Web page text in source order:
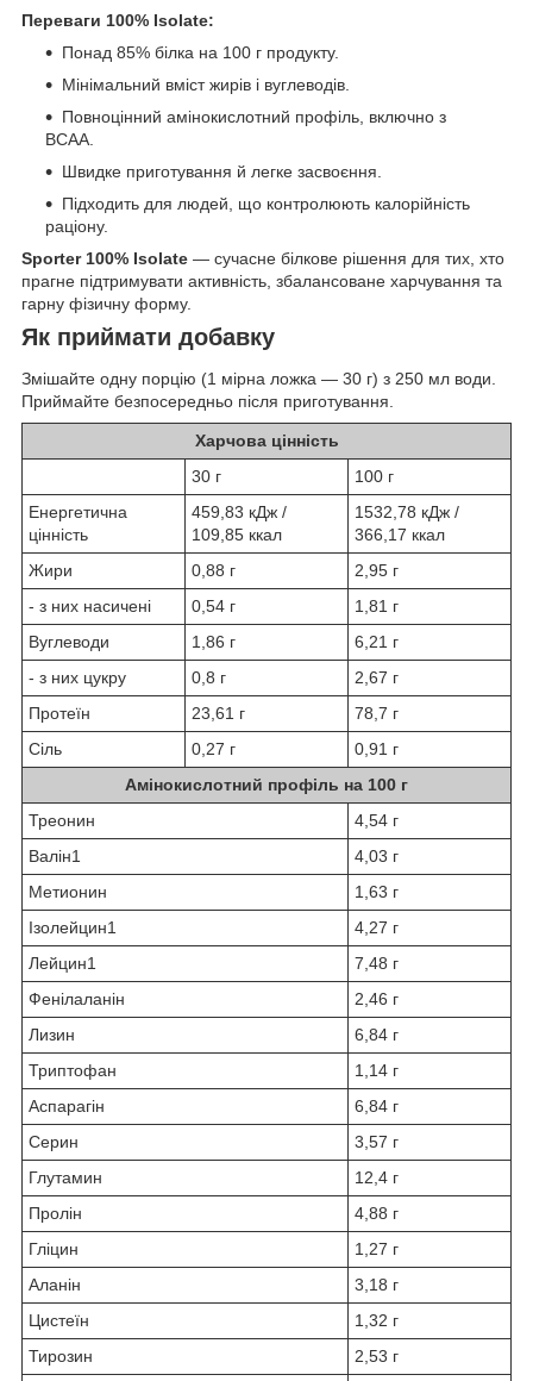
Переваги 100% Isolate:
Понад 85% білка на 100 г продукту.
Мінімальний вміст жирів і вуглеводів.
Повноцінний амінокислотний профіль, включно з
BCAA.
Швидке приготування й легке засвоєння.
Підходить для людей, що контролюють калорійність
раціону.
Sporter 100% Isolate — сучасне білкове рішення для тих, хто
прагне підтримувати активність, збалансоване харчування та
гарну фізичну форму.
Як приймати добавку
Змішайте одну порцію (1 мірна ложка — 30 г) з 250 мл води.
Приймайте безпосередньо після приготування.
Харчова цінність
30 г
100 г
Енергетична
цінність
459,83 кДж /
109,85 ккал
1532,78 кДж /
366,17 ккал
Жири
0,88 г
2,95 г
- з них насичені
0,54 г
1,81 г
Вуглеводи
1,86 г
6,21 г
- з них цукру
0,8 г
2,67 г
Протеїн
23,61 г
78,7 г
Сіль
0,27 г
0,91 г
Амінокислотний профіль на 100 г
Треонин
4,54 г
Валін1
4,03 г
Метионин
1,63 г
Ізолейцин1
4,27 г
Лейцин1
7,48 г
Фенілаланін
2,46 г
Лизин
6,84 г
Триптофан
1,14 г
Аспарагін
6,84 г
Серин
3,57 г
Глутамин
12,4 г
Пролін
4,88 г
Гліцин
1,27 г
Аланін
3,18 г
Цистеїн
1,32 г
Тирозин
2,53 г